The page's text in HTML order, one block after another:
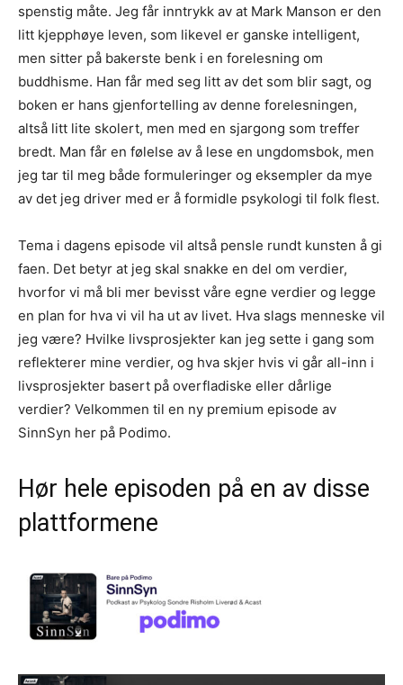
spenstig måte. Jeg får inntrykk av at Mark Manson er den
litt kjepphøye leven, som likevel er ganske intelligent,
men sitter på bakerste benk i en forelesning om
buddhisme. Han får med seg litt av det som blir sagt, og
boken er hans gjenfortelling av denne forelesningen,
altså litt lite skolert, men med en sjargong som treffer
bredt. Man får en følelse av å lese en ungdomsbok, men
jeg tar til meg både formuleringer og eksempler da mye
av det jeg driver med er å formidle psykologi til folk flest.
Tema i dagens episode vil altså pensle rundt kunsten å gi
faen. Det betyr at jeg skal snakke en del om verdier,
hvorfor vi må bli mer bevisst våre egne verdier og legge
en plan for hva vi vil ha ut av livet. Hva slags menneske vil
jeg være? Hvilke livsprosjekter kan jeg sette i gang som
reflekterer mine verdier, og hva skjer hvis vi går all-inn i
livsprosjekter basert på overfladiske eller dårlige
verdier? Velkommen til en ny premium episode av
SinnSyn her på Podimo.
Hør hele episoden på en av disse
plattformene